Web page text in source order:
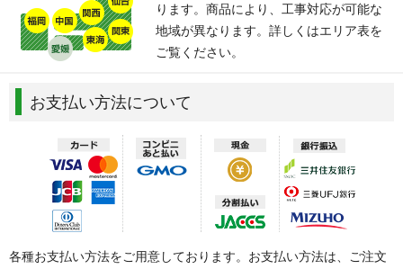
ります。商品により、工事対応が可能な
地域が異なります。詳しくはエリア表を
ご覧ください。
お支払い方法について
各種お支払い方法をご用意しております。お支払い方法は、ご注文